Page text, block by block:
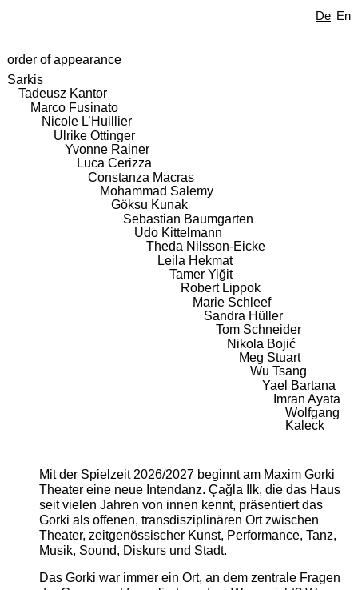
De En
order of appearance
Sarkis
Tadeusz Kantor
Marco Fusinato
Nicole L’Huillier
Ulrike Ottinger
Yvonne Rainer
Luca Cerizza
Constanza Macras
Mohammad Salemy
Göksu Kunak
Sebastian Baumgarten
Udo Kittelmann
Theda Nilsson-Eicke
Leila Hekmat
Tamer Yiğit
Robert Lippok
Marie Schleef
Sandra Hüller
Tom Schneider
Nikola Bojić
Meg Stuart
Wu Tsang
Yael Bartana
Imran Ayata
Wolfgang
Kaleck
Mit der Spielzeit 2026/2027 beginnt am Maxim Gorki
Theater eine neue Intendanz. Çağla Ilk, die das Haus
seit vielen Jahren von innen kennt, präsentiert das
Gorki als offenen, transdisziplinären Ort zwischen
Theater, zeitgenössischer Kunst, Performance, Tanz,
Musik, Sound, Diskurs und Stadt.
Das Gorki war immer ein Ort, an dem zentrale Fragen